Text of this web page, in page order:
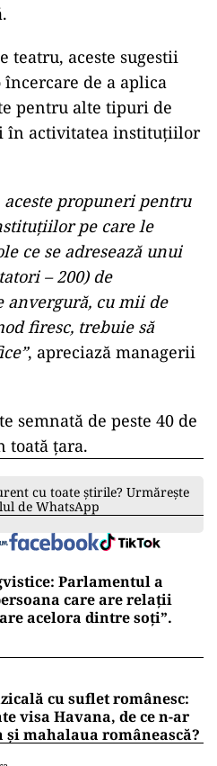
teatru, aceste sugestii
de a aplica
pentru alte tipuri de
în activitatea instituţiilor
aceste propuneri pentru
pe care le
ce se adresează unui
– 200) de
anvergură, cu mii de
firesc, trebuie să
, apreciază managerii
semnată de peste 40 de
toată ţara.
cu toate știrile? Urmărește
de WhatsApp
Parlamentul a
care are relații
acelora dintre soți”.
cu suflet românesc:
visa Havana, de ce n-ar
și mahalaua românească?